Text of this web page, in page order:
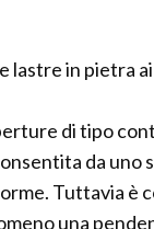
lastre in pietra
di tipo
da uno
Tuttavia è
una